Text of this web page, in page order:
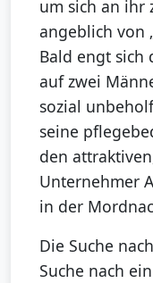
um sich an ihr
angeblich von
Bald engt sich
auf zwei
sozial
seine
den
Unternehmer
in der
Die Suche
Suche nach